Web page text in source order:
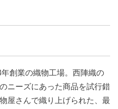
創業の織物工場。西陣織の
ニーズにあった商品を試行錯
屋さんで織り上げられた、最